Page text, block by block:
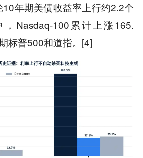
年期美债收益率上行约2.2个
Nasdaq-100累计上涨165.
标普500和道指。[4]